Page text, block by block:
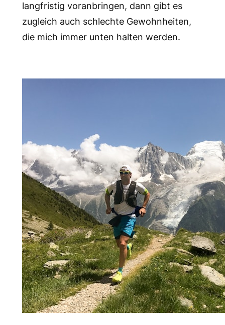
langfristig voranbringen, dann gibt es
zugleich auch schlechte Gewohnheiten,
die mich immer unten halten werden.